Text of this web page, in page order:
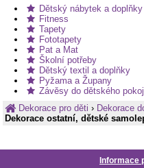
Dětský nábytek a doplňky
Fitness
Tapety
Fototapety
Pat a Mat
Školní potřeby
Dětský textil a doplňky
Pyžama a Župany
Závěsy do dětského
Dekorace pro děti› Dekorace
Dekorace ostatní, dětské
Informace